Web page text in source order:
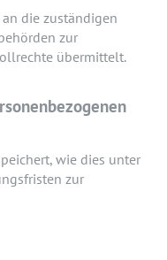
die zuständigen
zur
übermittelt.
wie dies unter
zur